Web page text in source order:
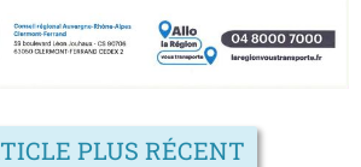
PLUS RÉCENT